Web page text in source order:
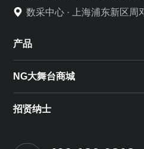
数采中心 · 上海浦东新区周
产品
NG大舞台商城
招贤纳士